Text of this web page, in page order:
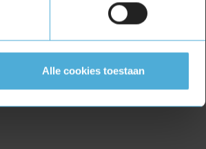
Alle cookies toestaan